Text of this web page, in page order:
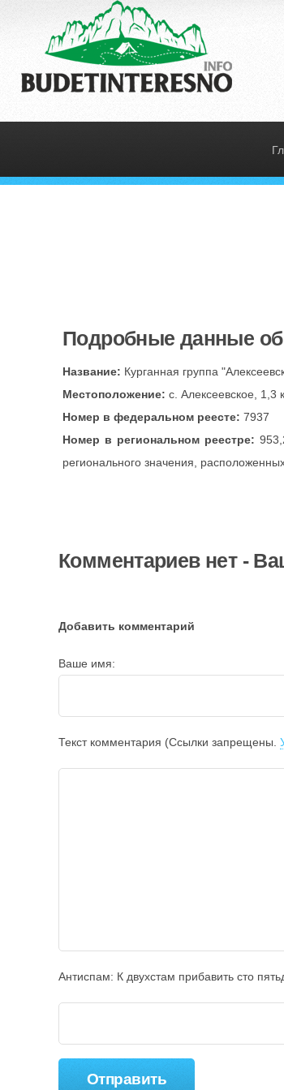
Подробные данные об
Название: Курганная группа
Местоположение: с. Алексеевское, 1,3
Номер в федеральном реесте: 7937
Номер в региональном реестре:
регионального значения,
Комментариев нет -
Добавить комментарий
Ваше имя:
Текст комментария (Ссылки запрещены.
Антиспам: К двухcтам прибавить cто